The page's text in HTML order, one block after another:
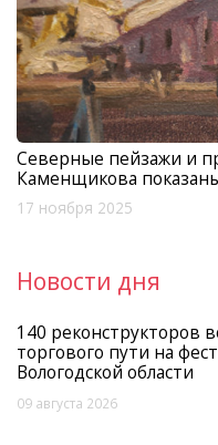
Северные пейзажи и
Каменщикова
17 ноября 2025
Новости дня
140 реконструкторов
торгового пути на
Вологодской области
09 августа 2026